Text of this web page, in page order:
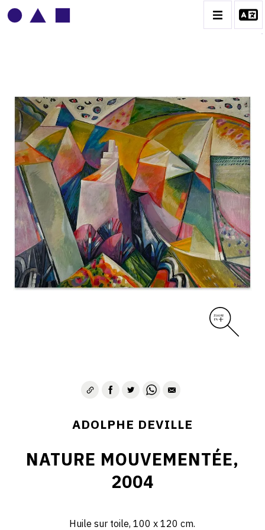
ADOLPHE DEVILLE
BIOGRAPHIE
CATALOGUE DES OEUVRES
CONTACT
ADOLPHE DEVILLE
NATURE MOUVEMENTÉE,
2004
Huile sur toile, 100 x 120 cm.